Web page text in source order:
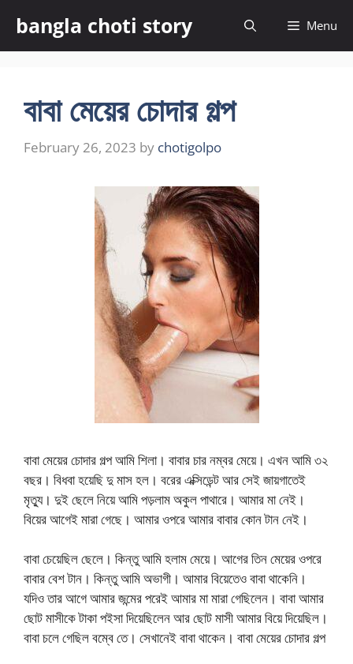
content
bangla choti story Menu
বাবা মেয়ের চোদার গল্প
February 26, 2023 by chotigolpo
বাবা মেয়ের চোদার গল্প আমি শিলা। বাবার চার নম্বর মেয়ে। এখন আমি ৩২
বছর। বিধবা হয়েছি দু মাস হল। বরের এক্সিডেন্ট আর সেই জায়গাতেই
মৃত্যু। দুই ছেলে নিয়ে আমি পড়লাম অকুল পাথারে। আমার মা নেই।
বিয়ের আগেই মারা গেছে। আমার ওপরে আমার বাবার কোন টান নেই।
বাবা চেয়েছিল ছেলে। কিন্তু আমি হলাম মেয়ে। আগের তিন মেয়ের ওপরে
বাবার বেশ টান। কিন্তু আমি অভাগী। আমার বিয়েতেও বাবা থাকেনি।
যদিও তার আগে আমার জন্মের পরেই আমার মা মারা গেছিলেন। বাবা আমার
ছোট মাসীকে টাকা পইসা দিয়েছিলেন আর ছোট মাসী আমার বিয়ে দিয়েছিল।
বাবা চলে গেছিল বম্বে তে। সেখানেই বাবা থাকেন। বাবা মেয়ের চোদার গল্প